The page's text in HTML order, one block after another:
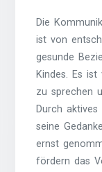
Die
ist von
gesunde
Kindes. Es
zu sprechen
Durch
seine
ernst
fördern das